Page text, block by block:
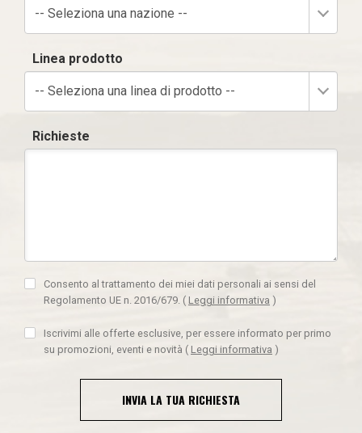
-- Seleziona una nazione --
Linea prodotto
-- Seleziona una linea di prodotto --
Richieste
Consento al trattamento dei miei dati personali ai sensi del
Regolamento UE n. 2016/679. ( Leggi informativa )
Iscrivimi alle offerte esclusive, per essere informato per primo
su promozioni, eventi e novità ( Leggi informativa )
INVIA LA TUA RICHIESTA